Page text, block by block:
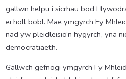
gallwn helpu i sicrhau bod
ei holl bobl. Mae ymgyrch Fy
nad yw pleidleisio’n hygyrch, yna
democratiaeth.
Gallwch gefnogi ymgyrch Fy